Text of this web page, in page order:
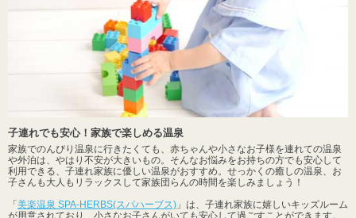
子連れでも安心！家族で楽しめる温泉
家族でのんびり温泉に行きたくても、赤ちゃんや小さなお子様を連れての温泉
や外泊は、やはり不安が大きいもの。そんなお悩みをお持ちの方でも安心して
利用できる、子連れ家族に優しい温泉がおすすめ。せっかくの癒しの温泉、お
子さんも大人もリラックスして家族団らんの時間を楽しみましょう！
「美楽温泉 SPA-HERBS(スパハーブス) 」は、子連れ家族に嬉しいキッズルーム
が用意されており、小さなお子さんがいても安心して過ごすことができます。